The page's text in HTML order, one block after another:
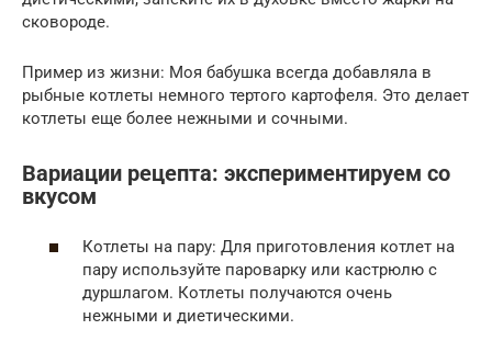
сковороде.
Пример из жизни: Моя бабушка всегда добавляла в
рыбные котлеты немного тертого картофеля. Это делает
котлеты еще более нежными и сочными.
Вариации рецепта: экспериментируем со
вкусом
Котлеты на пару: Для приготовления котлет на
пару используйте пароварку или кастрюлю с
дуршлагом. Котлеты получаются очень
нежными и диетическими.